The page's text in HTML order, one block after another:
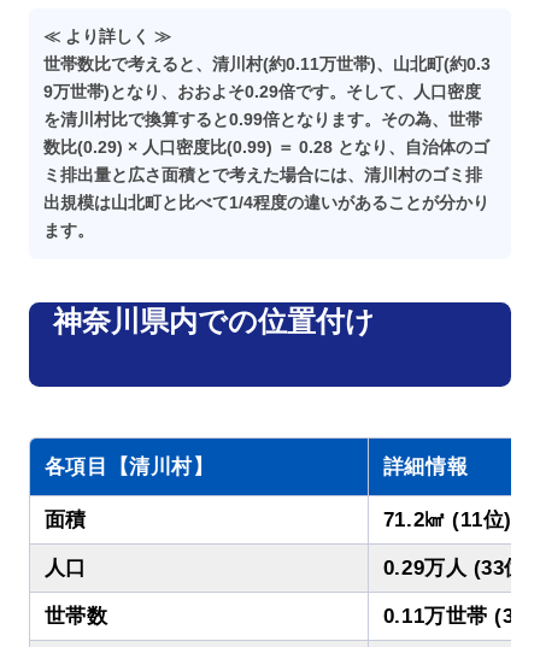
≪ より詳しく ≫
世帯数比で考えると、清川村(約0.11万世帯)、山北町(約0.3
9万世帯)となり、おおよそ0.29倍です。そして、人口密度
を清川村比で換算すると0.99倍となります。その為、世帯
数比(0.29) × 人口密度比(0.99) ＝ 0.28 となり、自治体のゴ
ミ排出量と広さ面積とで考えた場合には、清川村のゴミ排
出規模は山北町と比べて1/4程度の違いがあることが分かり
ます。
神奈川県内での位置付け
各項目【清川村】 詳細情報
面積 71.2㎢ (11位)
人口 0.29万人 (33位)
世帯数 0.11万世帯 (33